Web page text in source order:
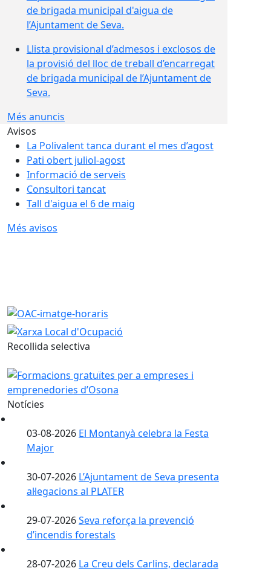
de brigada municipal d'aigua de
l’Ajuntament de Seva.
Llista provisional d’admesos i exclosos de
la provisió del lloc de treball d’encarregat
de brigada municipal de l’Ajuntament de
Seva.
Més anuncis
Avisos
La Polivalent tanca durant el mes d’agost
Pati obert juliol-agost
Informació de serveis
Consultori tancat
Tall d'aigua el 6 de maig
Més avisos
Recollida selectiva
Notícies
03-08-2026 El Montanyà celebra la Festa
Major
30-07-2026 L’Ajuntament de Seva presenta
al·legacions al PLATER
29-07-2026Seva reforça la prevenció
d’incendis forestals
28-07-2026 La Creu dels Carlins, declarada